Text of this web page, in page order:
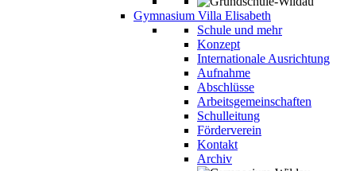
Gymnasium Villa Elisabeth
Schule und mehr
Konzept
Internationale Ausrichtung
Aufnahme
Abschlüsse
Arbeitsgemeinschaften
Schulleitung
Förderverein
Kontakt
Archiv